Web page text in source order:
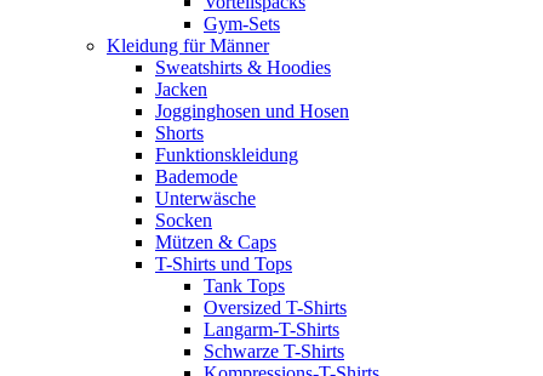
Gym-Sets
Kleidung für Männer
Sweatshirts & Hoodies
Jacken
Jogginghosen und Hosen
Shorts
Funktionskleidung
Bademode
Unterwäsche
Socken
Mützen & Caps
T-Shirts und Tops
Tank Tops
Oversized T-Shirts
Langarm-T-Shirts
Schwarze T-Shirts